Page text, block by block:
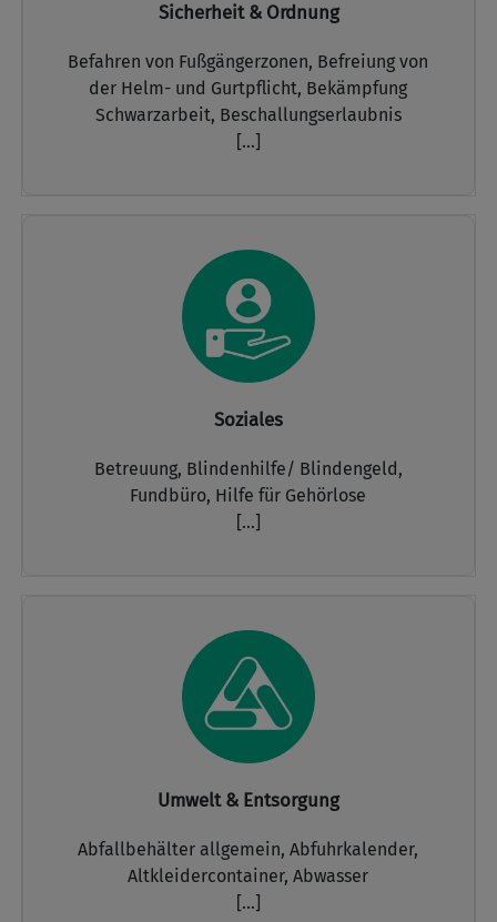
Sicherheit & Ordnung
Befahren von Fußgängerzonen, Befreiung von
der Helm- und Gurtpflicht, Bekämpfung
Schwarzarbeit, Beschallungserlaubnis
[...]
Soziales
Betreuung, Blindenhilfe/ Blindengeld,
Fundbüro, Hilfe für Gehörlose
[...]
Umwelt & Entsorgung
Abfallbehälter allgemein,Abfuhrkalender,
Altkleidercontainer,Abwasser
[...]